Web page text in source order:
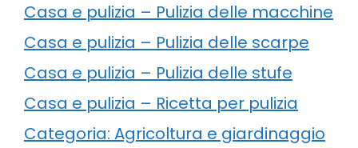
Casa e pulizia – Pulizia delle macchine
Casa e pulizia – Pulizia delle scarpe
Casa e pulizia – Pulizia delle stufe
Casa e pulizia – Ricetta per pulizia
Categoria: Agricoltura e giardinaggio